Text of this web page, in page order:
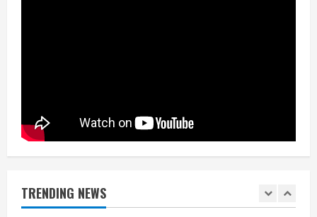
TRENDING NEWS
2
Opini
Sekolah Rakyat, Upaya Negara